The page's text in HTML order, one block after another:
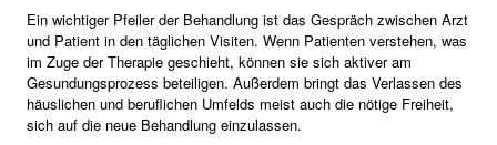
Ein wichtiger Pfeiler der Behandlung ist das Gespräch zwischen Arzt
und Patient in den täglichen Visiten. Wenn Patienten verstehen, was
im Zuge der Therapie geschieht, können sie sich aktiver am
Gesundungsprozess beteiligen. Außerdem bringt das Verlassen des
häuslichen und beruflichen Umfelds meist auch die nötige Freiheit,
sich auf die neue Behandlung einzulassen.